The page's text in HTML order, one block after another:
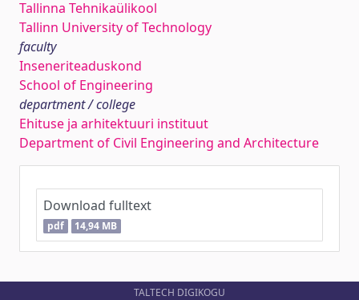
Tallinna Tehnikaülikool
Tallinn University of Technology
faculty
Inseneriteaduskond
School of Engineering
department / college
Ehituse ja arhitektuuri instituut
Department of Civil Engineering and Architecture
Download fulltext
pdf 14,94 MB
TALTECH DIGIKOGU